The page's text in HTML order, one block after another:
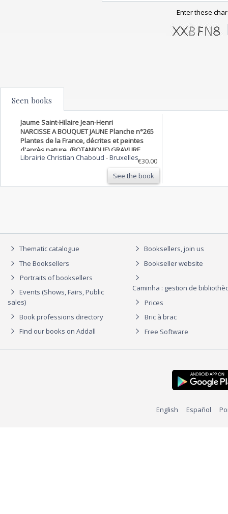
Enter these
Seen books
Jaume Saint-Hilaire Jean-Henri
NARCISSE A BOUQUET JAUNE Planche n°265
Plantes de la France, décrites et peintes
d'après nature. (BOTANIQUE) GRAVURE
ORIGINALE
Librairie Christian Chaboud -Bruxelles€30.00
See the book
Thematic catalogue
The Booksellers
Portraits of booksellers
Events (Shows, Fairs, Public
sales)
Book professions directory
Find our books on Addall
Booksellers, join us
Bookseller website
Caminha : gestion de
Prices
Bric à brac
Free Software
English Español